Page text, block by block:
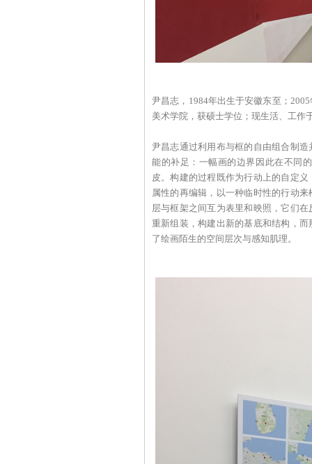
尹昌志，1984年出生于安徽东至；
美术学院，获硕士学位；现生活、工作
尹昌志通过利用布与框的自由组合制
能的补足：一幅画的边界因此在不同
皮。构建的过程既作为行动上的自定
属性的再编辑，以一种临时性的行动
层与框架之间互为表里和映照，它们
重新组装，构建出新的基底和结构，
了绘画陌生的空间层次与感知肌理。